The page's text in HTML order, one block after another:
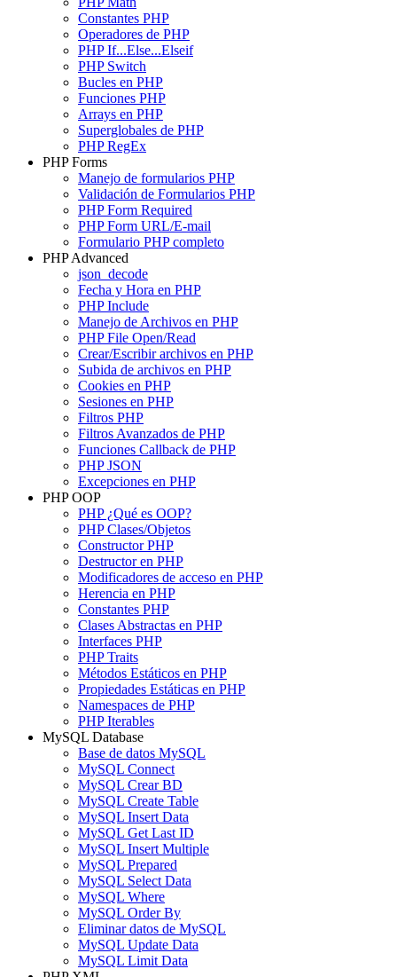
Constantes PHP
Operadores de PHP
PHP If...Else...Elseif
PHP Switch
Bucles en PHP
Funciones PHP
Arrays en PHP
Superglobales de PHP
PHP RegEx
PHP Forms
Manejo de formularios PHP
Validación de Formularios PHP
PHP Form Required
PHP Form URL/E-mail
Formulario PHP completo
PHP Advanced
json_decode
Fecha y Hora en PHP
PHP Include
Manejo de Archivos en PHP
PHP File Open/Read
Crear/Escribir archivos en PHP
Subida de archivos en PHP
Cookies en PHP
Sesiones en PHP
Filtros PHP
Filtros Avanzados de PHP
Funciones Callback de PHP
PHP JSON
Excepciones en PHP
PHP OOP
PHP ¿Qué es OOP?
PHP Clases/Objetos
Constructor PHP
Destructor en PHP
Modificadores de acceso en PHP
Herencia en PHP
Constantes PHP
Clases Abstractas en PHP
Interfaces PHP
PHP Traits
Métodos Estáticos en PHP
Propiedades Estáticas en PHP
Namespaces de PHP
PHP Iterables
MySQL Database
Base de datos MySQL
MySQL Connect
MySQL Crear BD
MySQL Create Table
MySQL Insert Data
MySQL Get Last ID
MySQL Insert Multiple
MySQL Prepared
MySQL Select Data
MySQL Where
MySQL Order By
Eliminar datos de MySQL
MySQL Update Data
MySQL Limit Data